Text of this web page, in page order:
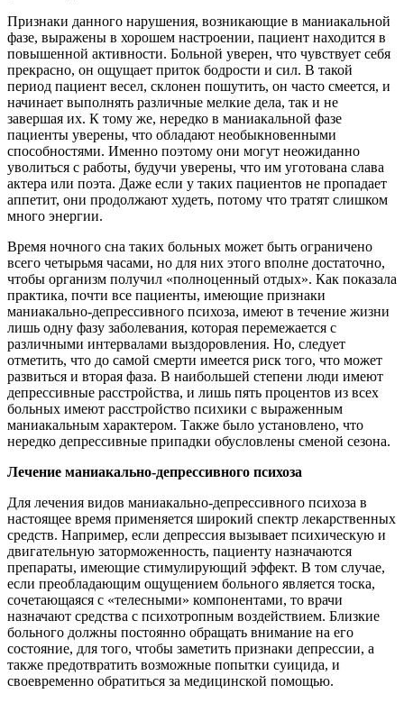
Признаки данного нарушения, возникающие в маниакальной
фазе, выражены в хорошем настроении, пациент находится в
повышенной активности. Больной уверен, что чувствует себя
прекрасно, он ощущает приток бодрости и сил. В такой
период пациент весел, склонен пошутить, он часто смеется, и
начинает выполнять различные мелкие дела, так и не
завершая их. К тому же, нередко в маниакальной фазе
пациенты уверены, что обладают необыкновенными
способностями. Именно поэтому они могут неожиданно
уволиться с работы, будучи уверены, что им уготована слава
актера или поэта. Даже если у таких пациентов не пропадает
аппетит, они продолжают худеть, потому что тратят слишком
много энергии.
Время ночного сна таких больных может быть ограничено
всего четырьмя часами, но для них этого вполне достаточно,
чтобы организм получил «полноценный отдых». Как показала
практика, почти все пациенты, имеющие признаки
маниакально-депрессивного психоза, имеют в течение жизни
лишь одну фазу заболевания, которая перемежается с
различными интервалами выздоровления. Но, следует
отметить, что до самой смерти имеется риск того, что может
развиться и вторая фаза. В наибольшей степени люди имеют
депрессивные расстройства, и лишь пять процентов из всех
больных имеют расстройство психики с выраженным
маниакальным характером. Также было установлено, что
нередко депрессивные припадки обусловлены сменой сезона.
Лечение маниакально-депрессивного психоза
Для лечения видов маниакально-депрессивного психоза в
настоящее время применяется широкий спектр лекарственных
средств. Например, если депрессия вызывает психическую и
двигательную заторможенность, пациенту назначаются
препараты, имеющие стимулирующий эффект. В том случае,
если преобладающим ощущением больного является тоска,
сочетающаяся с «телесными» компонентами, то врачи
назначают средства с психотропным воздействием. Близкие
больного должны постоянно обращать внимание на его
состояние, для того, чтобы заметить признаки депрессии, а
также предотвратить возможные попытки суицида, и
своевременно обратиться за медицинской помощью.